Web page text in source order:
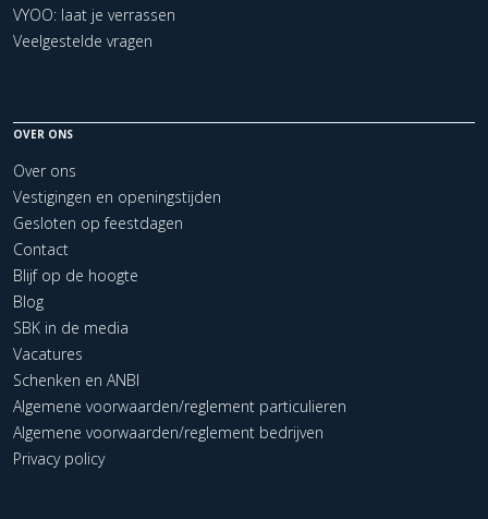
VYOO: laat je verrassen
Veelgestelde vragen
OVER ONS
Over ons
Vestigingen en openingstijden
Gesloten op feestdagen
Contact
Blijf op de hoogte
Blog
SBK in de media
Vacatures
Schenken en ANBI
Algemene voorwaarden/reglement particulieren
Algemene voorwaarden/reglement bedrijven
Privacy policy